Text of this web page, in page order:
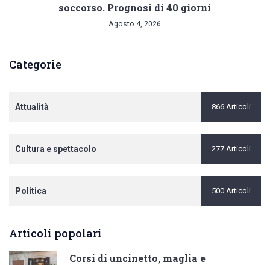
soccorso. Prognosi di 40 giorni
Agosto 4, 2026
Categorie
Attualità 866 Articoli
Cultura e spettacolo 277 Articoli
Politica 500 Articoli
Articoli popolari
Corsi di uncinetto, maglia e